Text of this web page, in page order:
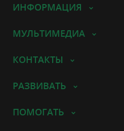
ИНФОРМАЦИЯ
МУЛЬТИМЕДИА
КОНТАКТЫ
РАЗВИВАТЬ
ПОМОГАТЬ